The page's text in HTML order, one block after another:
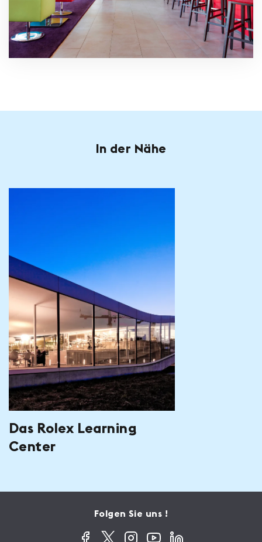
In der Nähe
Das Rolex Learning
Center
Folgen Sie uns !